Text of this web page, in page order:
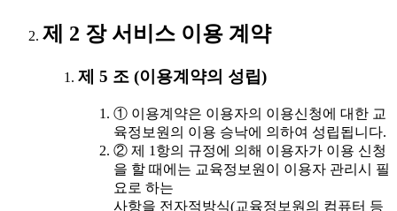
제 2 장 서비스 이용 계약
제 5 조 (이용계약의 성립)
① 이용계약은 이용자의 이용신청에 대한 교
육정보원의 이용 승낙에 의하여 성립됩니다.
② 제 1항의 규정에 의해 이용자가 이용 신청
을 할 때에는 교육정보원이 이용자 관리시 필
요로 하는
사항을 전자적방식(교육정보원의 컴퓨터 등